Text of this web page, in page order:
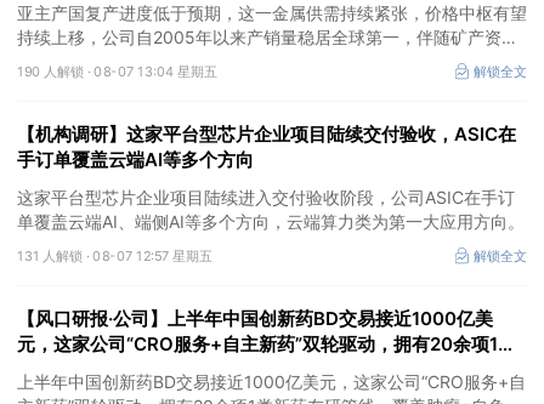
亚主产国复产进度低于预期，这一金属供需持续紧张，价格中枢有望
持续上移，公司自2005年以来产销量稳居全球第一，伴随矿产资源
产量增长与冶炼产能整合并举，公司市占率有望进一步提升，同时有
望充分受益金属价格上行。
190 人解锁 ·08-07 13:04 星期五 解锁全文
【机构调研】这家平台型芯片企业项目陆续交付验收，ASIC在
手订单覆盖云端AI等多个方向
这家平台型芯片企业项目陆续进入交付验收阶段，公司ASIC在手订
单覆盖云端AI、端侧AI等多个方向，云端算力类为第一大应用方向。
131 人解锁 ·08-07 12:57 星期五 解锁全文
【风口研报·公司】上半年中国创新药BD交易接近1000亿美
元，这家公司“CRO服务+自主新药”双轮驱动，拥有20余项1类
新药在研管线，覆盖肿瘤+自免+疼痛管理等重大领域
上半年中国创新药BD交易接近1000亿美元，这家公司“CRO服务+自